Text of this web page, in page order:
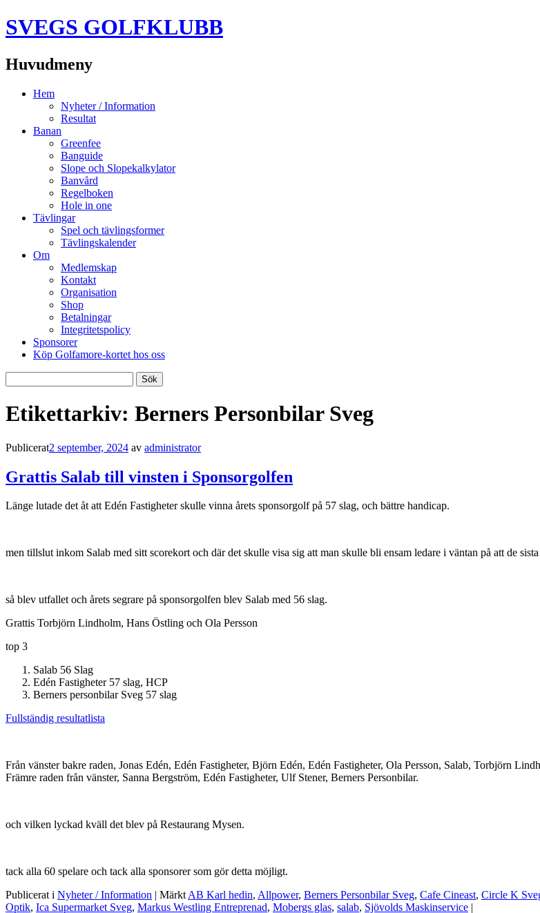
SVEGS GOLFKLUBB
Huvudmeny
HoppaHem
Nyheter / Information
Resultat
Banan
Greenfee
Banguide
Slope och Slopekalkylator
Banvård
Regelboken
Hole in one
Tävlingar
Spel och tävlingsformer
Tävlingskalender
Om
Medlemskap
Kontakt
Organisation
Shop
Betalningar
Integritetspolicy
Sponsorer
Köp Golfamore-kortet hos oss
efter:
Etikettarkiv: Berners Personbilar Sveg
Publicerat2 september, 2024 av administrator
Grattis Salab till vinsten i Sponsorgolfen
Länge lutade det åt att Edén Fastigheter skulle vinna årets sponsorgolf på 57 slag, och bättre handicap.
men tillslut inkom Salab med sitt scorekort och där det skulle visa sig att man skulle bli ensam ledare i väntan på att de
så blev utfallet och årets segrare på sponsorgolfen blev Salab med 56 slag.
Grattis Torbjörn Lindholm, Hans Östling och Ola Persson
top 3
Salab 56 Slag
Edén Fastigheter 57 slag, HCP
Berners personbilar Sveg 57 slag
Fullständig resultatlista
Från vänster bakre raden, Jonas Edén, Edén Fastigheter, Björn Edén, Edén Fastigheter, Ola Persson, Salab, Torbjörn
Främre raden från vänster, Sanna Bergström, Edén Fastigheter, Ulf Stener, Berners Personbilar.
och vilken lyckad kväll det blev på Restaurang Mysen.
tack alla 60 spelare och tack alla sponsorer som gör detta möjligt.
Publicerat i Nyheter / Information MärktAB Karl hedin, Allpower, Berners Personbilar Sveg, Cafe Cineast, Circle K
Optik, Ica Supermarket Sveg, Markus Westling Entreprenad, Mobergs glas, salab, Sjövolds Maskinservice